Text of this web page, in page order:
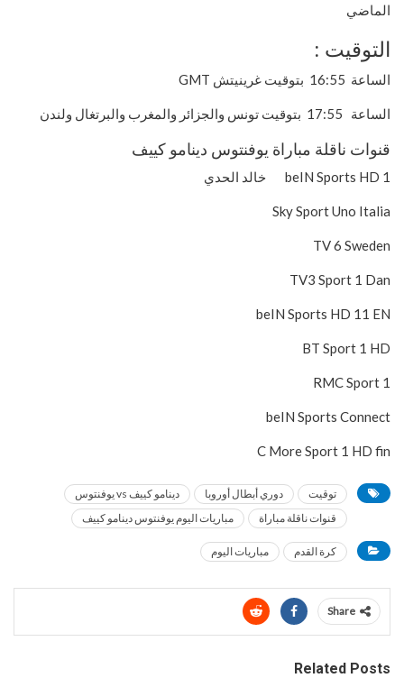
الماضي
التوقيت :
الساعة 16:55 بتوقيت غرينيتش GMT
الساعة 17:55 بتوقيت تونس والجزائر والمغرب والبرتغال ولندن
قنوات ناقلة مباراة يوفنتوس دينامو كييف
beIN Sports HD 1 خالد الحدي
Sky Sport Uno Italia
TV 6 Sweden
TV3 Sport 1 Dan
beIN Sports HD 11 EN
BT Sport 1 HD
RMC Sport 1
beIN Sports Connect
C More Sport 1 HD fin
توقيت دوري أبطال أوروبا
دينامو كييف vs يوفنتوس
قنوات ناقلة مباراة
مباريات اليوم يوفنتوس دينامو كييف
كرة القدم مباريات اليوم
Share
Related Posts